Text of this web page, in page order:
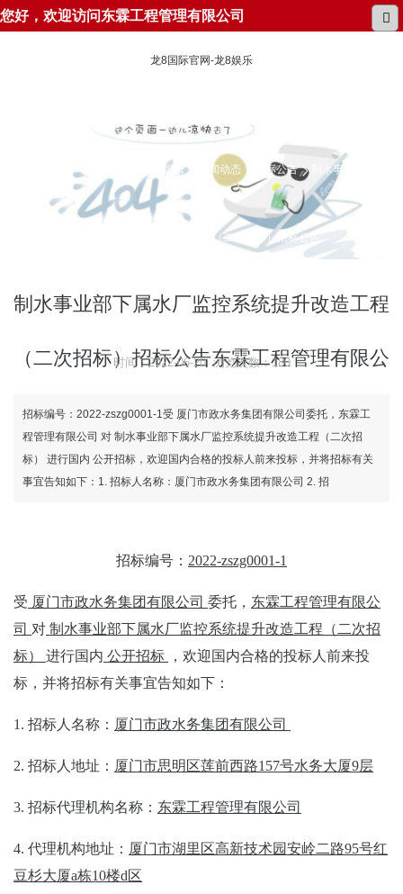
您好，欢迎访问东霖工程管理有限公司
龙8国际官网-龙8娱乐
所在位置： 龙8国际官网-龙8娱乐 新闻动态 招标公告 制水事业部下属
水厂监控系统提升改造工程（二次招标）招标公告
制水事业部下属水厂监控系统提升改造工程
（二次招标）招标公告东霖工程管理有限公
司-龙8国际官网
时间：2022-06-20 浏览次数：180
招标编号：2022-zszg0001-1受 厦门市政水务集团有限公司委托，东霖工
程管理有限公司 对 制水事业部下属水厂监控系统提升改造工程（二次招
标） 进行国内 公开招标，欢迎国内合格的投标人前来投标，并将招标有关
事宜告知如下：1. 招标人名称：厦门市政水务集团有限公司 2. 招
招标编号： 2022-zszg0001-1
受 厦门市政水务集团有限公司 委托， 东霖工程管理有限公
司 对 制水事业部下属水厂监控系统提升改造工程 （二次招
标）
进行国内 公开招标
，欢迎国内合格的投标人前来投
标， 并将招标有关事宜告知如下 ：
1. 招标人名称： 厦门市政水务集团有限公司
2. 招标人地址： 厦门市思明区莲前西路1 57号水务大厦9层
3. 招标代理机构名称： 东霖工程管理有限公司
4. 代理机构地址： 厦门市湖里区高新技术园安岭二路95号红
豆杉大厦a栋10楼d区